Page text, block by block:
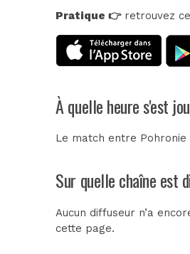
Pratique 👉retrouvez
À quelle heure s'est
Le match entre
Sur quelle chaîne est
Aucun diffuseur n’a
cette page.